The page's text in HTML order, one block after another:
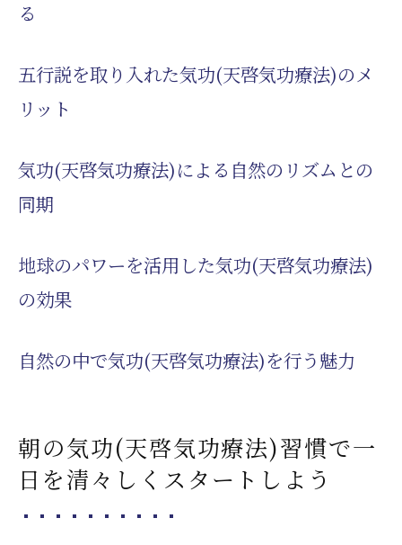
る
五行説を取り入れた気功(天啓気功療法)のメ
リット
気功(天啓気功療法)による自然のリズムとの
同期
地球のパワーを活用した気功(天啓気功療法)
の効果
自然の中で気功(天啓気功療法)を行う魅力
朝の気功(天啓気功療法)習慣で一
日を清々しくスタートしよう